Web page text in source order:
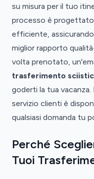
su misura per il tuo
processo è progettato
efficiente,
miglior rapporto
volta prenotato,
trasferimento
goderti la tua
servizio clienti è
qualsiasi domanda tu
Perché
Tuoi